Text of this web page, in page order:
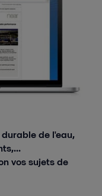
de l'eau,
vos sujets de